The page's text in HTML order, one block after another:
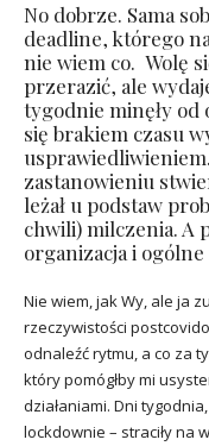
No dobrze. Sama
deadline, którego
nie wiem co. Wolę
przerazić, ale
tygodnie minęły od
się brakiem czasu
zastanowieniu
leżał u podstaw
chwili) milczenia. A
organizacja i
Nie wiem, jak Wy, ale ja
rzeczywistości
odnaleźć rytmu, a co za
który pomógłby mi
działaniami. Dni
lockdownie – straciły na